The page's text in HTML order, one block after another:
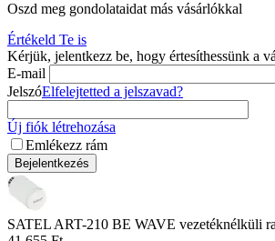
Oszd meg gondolataidat más vásárlókkal
Értékeld Te is
Kérjük, jelentkezz be, hogy értesíthessünk a
E-mail
JelszóElfelejtetted a jelszavad?
Új fiók létrehozása
Emlékezz rám
Bejelentkezés
SATEL ART-210 BE WAVE vezetéknélküli